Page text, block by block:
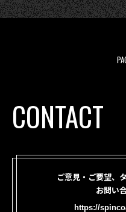
CONTACT
ご意見・ご要望、
お問い
https://